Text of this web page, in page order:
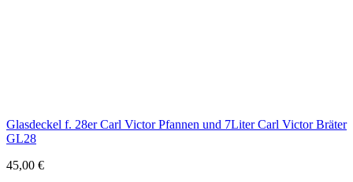
Glasdeckel f. 28er Carl Victor Pfannen und 7Liter Carl Victor Bräter
GL28
45,00 €